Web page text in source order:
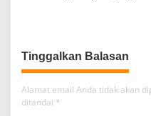
Tinggalkan Balasan
Alamat email Anda tidak akan
ditandai *